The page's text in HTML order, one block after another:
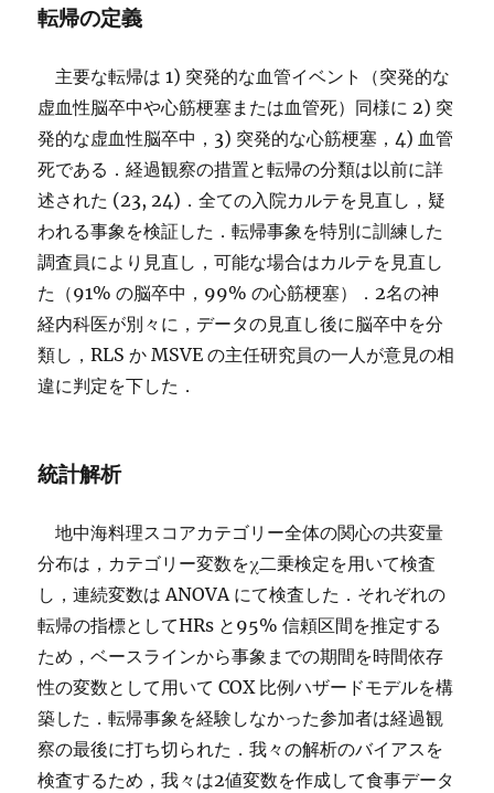
転帰の定義
主要な転帰は 1) 突発的な血管イベント（突発的な
虚血性脳卒中や心筋梗塞または血管死）同様に 2) 突
発的な虚血性脳卒中，3) 突発的な心筋梗塞，4) 血管
死である．経過観察の措置と転帰の分類は以前に詳
述された (23, 24)．全ての入院カルテを見直し，疑
われる事象を検証した．転帰事象を特別に訓練した
調査員により見直し，可能な場合はカルテを見直し
た（91% の脳卒中，99% の心筋梗塞）．2名の神
経内科医が別々に，データの見直し後に脳卒中を分
類し，RLS か MSVE の主任研究員の一人が意見の相
違に判定を下した．
統計解析
地中海料理スコアカテゴリー全体の関心の共変量
分布は，カテゴリー変数をχ二乗検定を用いて検査
し，連続変数は ANOVA にて検査した．それぞれの
転帰の指標としてHRs と95% 信頼区間を推定する
ため，ベースラインから事象までの期間を時間依存
性の変数として用いて COX 比例ハザードモデルを構
築した．転帰事象を経験しなかった参加者は経過観
察の最後に打ち切られた．我々の解析のバイアスを
検査するため，我々は2値変数を作成して食事データ